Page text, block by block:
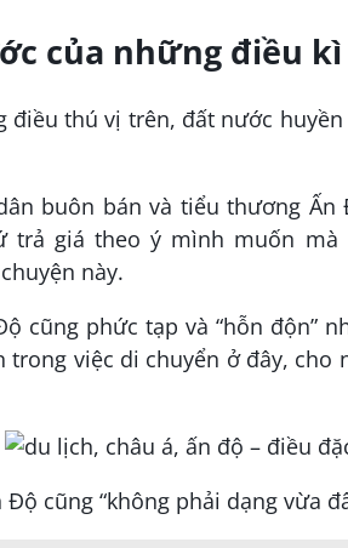
của những điều kì
điều thú vị trên, đất nước
buôn bán và tiểu thương
trả giá theo ý mình muốn
này.
cũng phức tạp và “hỗn độn”
trong việc di chuyển ở đây,
Độ cũng “không phải dạng vừa